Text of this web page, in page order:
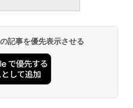
記事を優先表示させる